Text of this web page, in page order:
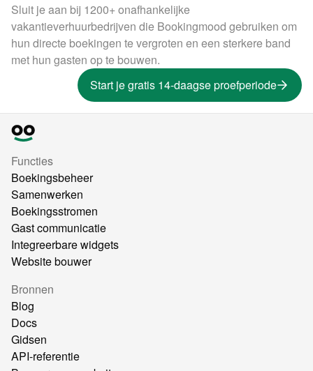
Sluit je aan bij 1200+ onafhankelijke
vakantieverhuurbedrijven die Bookingmood gebruiken om
hun directe boekingen te vergroten en een sterkere band
met hun gasten op te bouwen.
Start je gratis 14-daagse proefperiode
Functies
Boekingsbeheer
Samenwerken
Boekingsstromen
Gast communicatie
Integreerbare widgets
Website bouwer
Bronnen
Blog
Docs
Gidsen
API-referentie